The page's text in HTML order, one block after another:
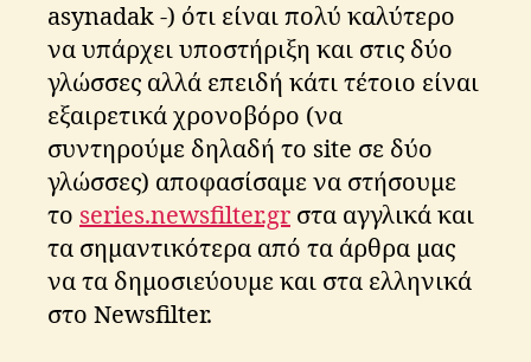
asynadak -) ότι είναι πολύ καλύτερο
να υπάρχει υποστήριξη και στις δύο
γλώσσες αλλά επειδή κάτι τέτοιο είναι
εξαιρετικά χρονοβόρο (να
συντηρούμε δηλαδή το site σε δύο
γλώσσες) αποφασίσαμε να στήσουμε
το series.newsfilter.gr στα αγγλικά και
τα σημαντικότερα από τα άρθρα μας
να τα δημοσιεύουμε και στα ελληνικά
στο Newsfilter.